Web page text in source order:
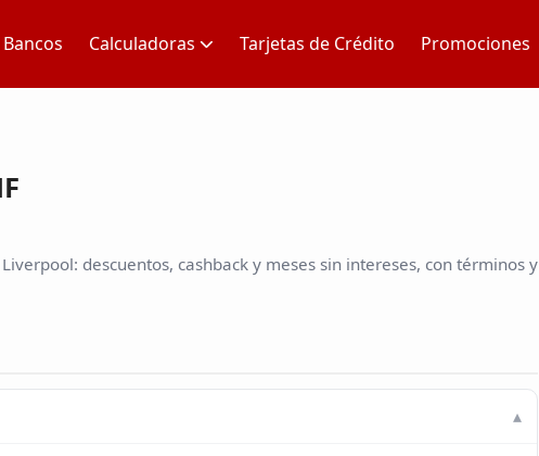
Bancos Calculadoras Tarjetas de Crédito Promociones
descuentos, cashback y meses sin intereses, con términos y